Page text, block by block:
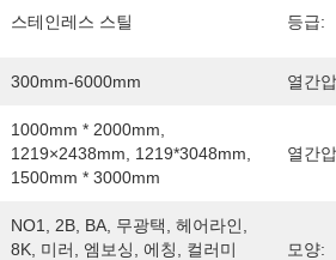
스테인레스 스틸 등급:
300mm-6000mm 열간
1000mm * 2000mm,
1219×2438mm, 1219*3048mm,
1500mm * 3000mm
열간
NO1, 2B, BA, 무광택, 헤어라인,
8K, 미러, 엠보싱, 에칭, 컬러미
모양: